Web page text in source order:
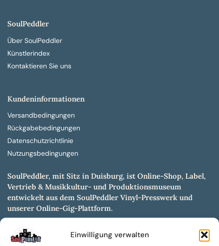
Einwilligung verwalten
SoulPeddler
Über SoulPeddler
Künstlerindex
Kontaktieren Sie uns
Kundeninformationen
Versandbedingungen
Rückgabebedingungen
Datenschutzrichtlinie
Nutzungsbedingungen
SoulPeddler, mit Sitz in Duisburg, ist Online-Shop, Label,
Vertrieb & Musikkultur- und Produktionsmuseum
entwickelt aus dem SoulPeddler Vinyl-Presswerk und
unserer Online-Gig-Plattform.
sammelwürdigen als auch Mainstream-Titeln und -Formaten auf